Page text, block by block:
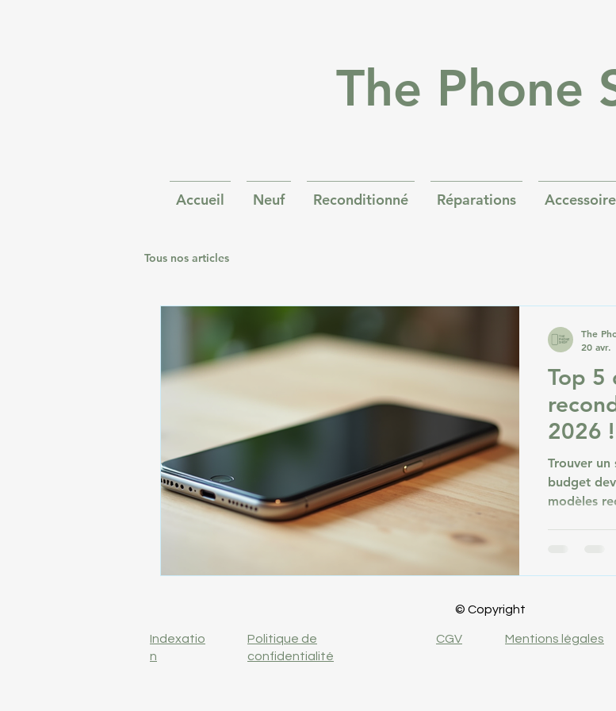
The Phone
Accueil Neuf Reconditionné Réparations
Tous nos articles
Top 5
2026 !
Trouver un
budget
modèles
The
20 avr.
© Copyright
Indexatio
n
Politique de
confidentialité
CGV Mentions légales